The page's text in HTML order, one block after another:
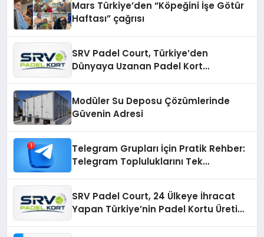
Mars Türkiye’den “Köpeğini İşe Götür
Haftası” çağrısı
SRV Padel Court, Türkiye’den
Dünyaya Uzanan Padel Kort
Modüler Su Deposu Çözümlerinde
Güvenin Adresi
Telegram Grupları İçin Pratik Rehber:
Telegram Topluluklarını Tek
SRV Padel Court, 24 Ülkeye İhracat
Yapan Türkiye’nin Padel Kortu Üretim